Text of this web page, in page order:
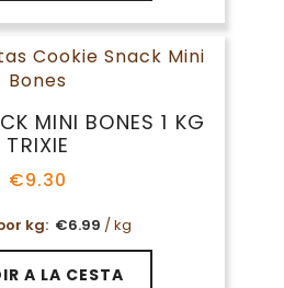
MINI BONES 1 KG
TRIXIE
€9.30
kg: €6.99 / kg
A LA CESTA